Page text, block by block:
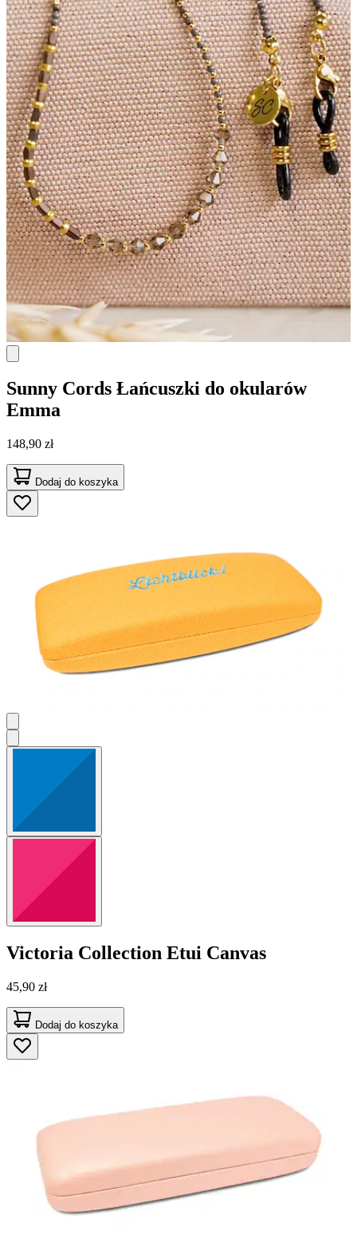
Sunny Cords Łańcuszki do okularów
Emma
148,90 zł
Dodaj do koszyka
Victoria Collection Etui Canvas
45,90 zł
Dodaj do koszyka